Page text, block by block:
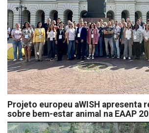
Projeto europeu aWISH apresenta
sobre bem-estar animal na EAAP